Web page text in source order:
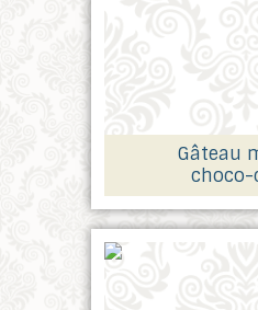
Gâteau
choco-